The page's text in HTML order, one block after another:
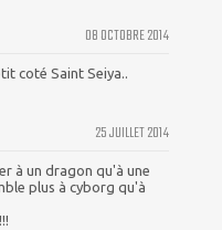
08 OCTOBRE 2014
coté Saint Seiya..
25 JUILLET 2014
à un dragon qu'à une
plus à cyborg qu'à